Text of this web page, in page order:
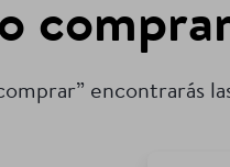
encontrarás